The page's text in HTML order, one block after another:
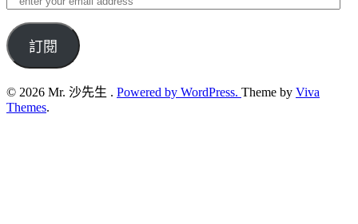
your
email
address訂閱
© 2026 Mr. 沙先生 . Powered by WordPress. Theme by Viva
Themes.